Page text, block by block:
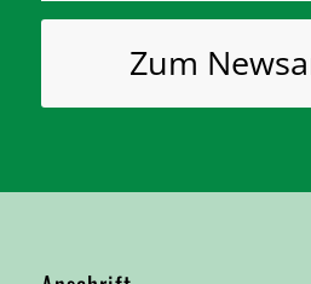
Zum